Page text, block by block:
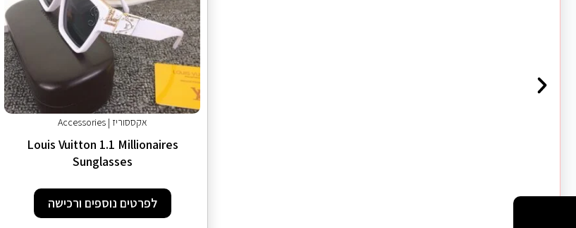
אקססוריז | Accessories
Louis Vuitton 1.1 Millionaires
Sunglasses
לפרטים נוספים ורכישה